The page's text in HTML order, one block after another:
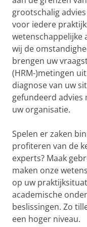
grootschalig
voor iedere
wetenschappelijke
wij de
brengen uw
(HRM-)metingen
diagnose van uw
gefundeerd
uw organisatie.
Spelen er zaken
profiteren van de
experts? Maak
maken onze
op uw
academische
beslissingen. Zo
een hoger niveau.